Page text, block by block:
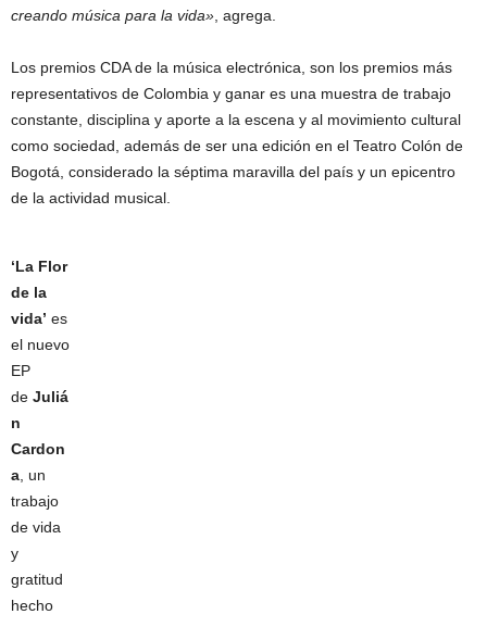
creando música para la vida», agrega.
Los premios CDA de la música electrónica, son los premios más
representativos de Colombia y ganar es una muestra de trabajo
constante, disciplina y aporte a la escena y al movimiento cultural
como sociedad, además de ser una edición en el Teatro Colón de
Bogotá, considerado la séptima maravilla del país y un epicentro
de la actividad musical.
‘La Flor
de la
vida’ es
el nuevo
EP
de Juliá
n
Cardon
a, un
trabajo
de vida
y
gratitud
hecho